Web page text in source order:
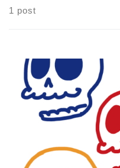
1 post